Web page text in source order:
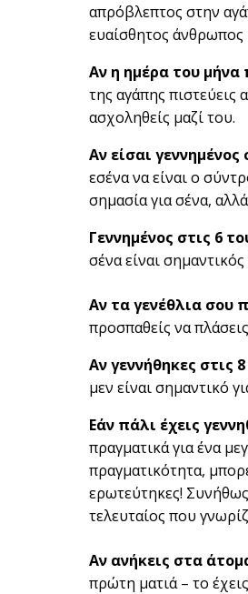
απρόβλεπτος στην
ευαίσθητος άνθρωπος
Αν η ημέρα του μήνα
της αγάπης πιστεύεις
ασχοληθείς μαζί του.
Αν είσαι γεννημένος
εσένα να είναι ο
σημασία για σένα,
Γεννημένος στις 6
σένα είναι
Αν τα γενέθλια σου
προσπαθείς να
Αν γεννήθηκες στις
μεν είναι σημαντικό
Εάν πάλι έχεις
πραγματικά για ένα
πραγματικότητα,
ερωτεύτηκες! Συνήθως
τελευταίος που
Αν ανήκεις στα
πρώτη ματιά – το